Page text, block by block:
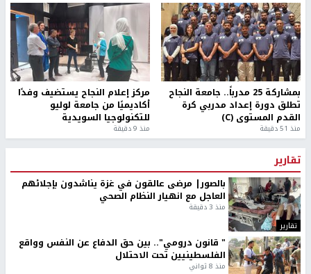
بمشاركة 25 مدرباً.. جامعة النجاح
تطلق دورة إعداد مدربي كرة
القدم المستوى (C)
منذ 51 دقيقة
مركز إعلام النجاح يستضيف وفدًا
أكاديميًا من جامعة لوليو
للتكنولوجيا السويدية
منذ 9 دقيقة
تقارير
تقارير
بالصور| مرضى عالقون في غزة يناشدون بإجلائهم
العاجل مع انهيار النظام الصحي
منذ 3 دقيقة
" قانون درومي".. بين حق الدفاع عن النفس وواقع
الفلسطينيين تحت الاحتلال
منذ 8 ثواني